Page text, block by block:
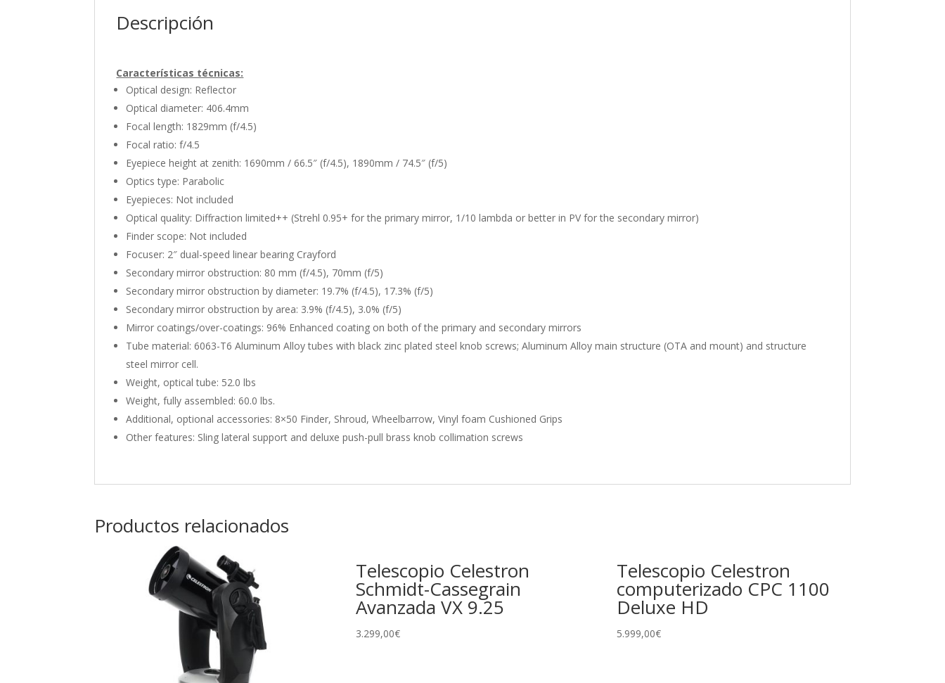
Descripción
Características técnicas:
Optical design: Reflector
Optical diameter: 406.4mm
Focal length: 1829mm (f/4.5)
Focal ratio: f/4.5
Eyepiece height at zenith: 1690mm / 66.5″ (f/4.5), 1890mm / 74.5″ (f/5)
Optics type: Parabolic
Eyepieces: Not included
Optical quality: Diffraction limited++ (Strehl 0.95+ for the primary mirror, 1/10 lambda or better in PV for the secondary mirror)
Finder scope: Not included
Focuser: 2″ dual-speed linear bearing Crayford
Secondary mirror obstruction: 80 mm (f/4.5), 70mm (f/5)
Secondary mirror obstruction by diameter: 19.7% (f/4.5), 17.3% (f/5)
Secondary mirror obstruction by area: 3.9% (f/4.5), 3.0% (f/5)
Mirror coatings/over-coatings: 96% Enhanced coating on both of the primary and secondary mirrors
Tube material: 6063-T6 Aluminum Alloy tubes with black zinc plated steel knob screws; Aluminum Alloy main structure (OTA and mount) and structure
steel mirror cell.
Weight, optical tube: 52.0 lbs
Weight, fully assembled: 60.0 lbs.
Additional, optional accessories: 8×50 Finder, Shroud, Wheelbarrow, Vinyl foam Cushioned Grips
Other features: Sling lateral support and deluxe push-pull brass knob collimation screws
Productos relacionados
Telescopio Celestron
Schmidt-Cassegrain
Avanzada VX 9.25
3.299,00€
Telescopio Celestron
computerizado CPC 1100
Deluxe HD
5.999,00€